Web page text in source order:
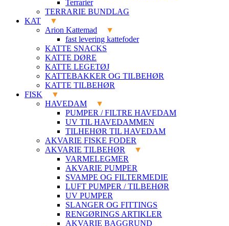
Terrarier
TERRARIE BUNDLAG
KAT
Arion Kattemad
fast levering kattefoder
KATTE SNACKS
KATTE DØRE
KATTE LEGETØJ
KATTEBAKKER OG TILBEHØR
KATTE TILBEHØR
FISK
HAVEDAM
PUMPER / FILTRE HAVEDAM
UV TIL HAVEDAMMEN
TILHEHØR TIL HAVEDAM
AKVARIE FISKE FODER
AKVARIE TILBEHØR
VARMELEGMER
AKVARIE PUMPER
SVAMPE OG FILTERMEDIE
LUFT PUMPER / TILBEHØR
UV PUMPER
SLANGER OG FITTINGS
RENGØRINGS ARTIKLER
AKVARIE BAGGRUND